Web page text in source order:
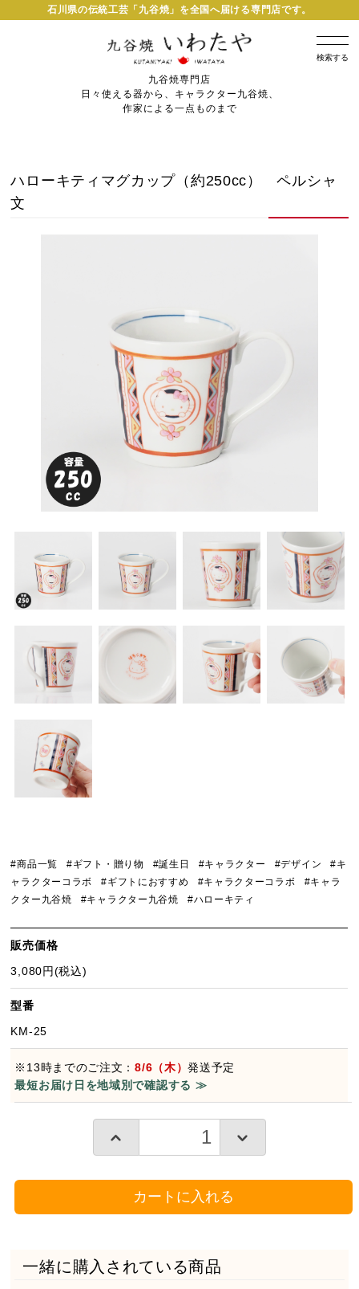
石川県の伝統工芸「九谷焼」を全国へ届ける専門店です。
検索する
九谷焼専門店
日々使える器から、キャラクター九谷焼、
作家による一点ものまで
ハローキティマグカップ（約250cc） ペルシャ
文
#商品一覧 #ギフト・贈り物 #誕生日 #キャラクター #デザイン
#キ
ャラクターコラボ
#ギフトにおすすめ #キャラクターコラボ
#キャラ
クター九谷焼
#キャラクター九谷焼 #ハローキティ
販売価格
3,080円(税込)
型番
KM-25
※13時までのご注文：8/6（木）発送予定
最短お届け日を地域別で確認する ≫
カートに入れる
一緒に購入されている商品